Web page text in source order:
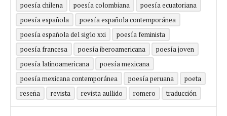
poesía chilena
poesía colombiana
poesía ecuatoriana
poesía española
poesía española contemporánea
poesía española del siglo xxi
poesía feminista
poesía francesa
poesía iberoamericana
poesía joven
poesía latinoamericana
poesía mexicana
poesía mexicana contemporánea
poesía peruana
poeta
reseña
revista revista aullido romero traducción